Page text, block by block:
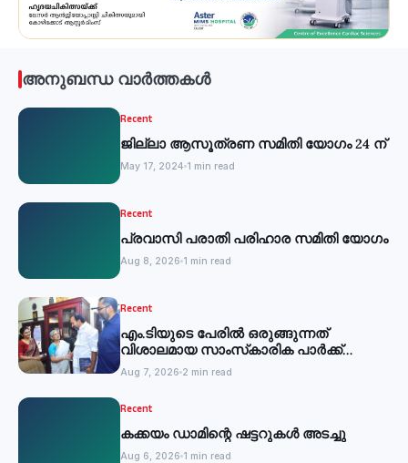
അനുബന്ധ വാർത്തകൾ
Recent
ജില്ലാ ആസൂത്രണ സമിതി യോഗം 24 ന്
May 17, 2024 1 min read
Recent
പ്രവാസി പരാതി പരിഹാര സമിതി യോഗം
Aug 8, 2026 1 min read
Recent
എം.ടിയുടെ പേരില്‍ ഒരുങ്ങുന്നത്
വിശാലമായ സാംസ്‌കാരിക പാര്‍ക്ക്
-മന്ത്രി
Aug 7, 2026 2 min read
Recent
കക്കയം ഡാമിന്റെ ഷട്ടറുകള്‍ അടച്ചു
Aug 6, 2026 1 min read